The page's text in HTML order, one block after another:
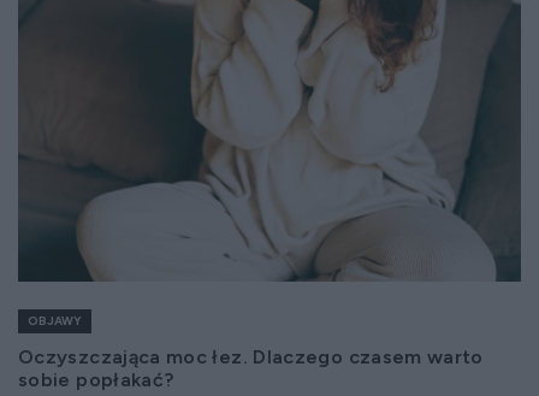
OBJAWY
Oczyszczająca moc łez. Dlaczego czasem warto
sobie popłakać?